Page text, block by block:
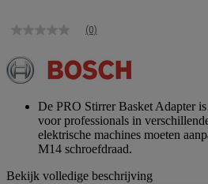
Geen
Dezelfde
paginalink.
(0)
De PRO Stirrer Basket Adapter is
voor professionals in
elektrische machines moeten
M14 schroefdraad.
Bekijk volledige beschrijving